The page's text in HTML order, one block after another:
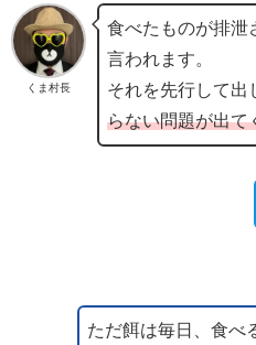
くま村長
食べたものが排泄
言われます。
それを先行して出
らない問題が出て
ただ餌は毎日、食べ